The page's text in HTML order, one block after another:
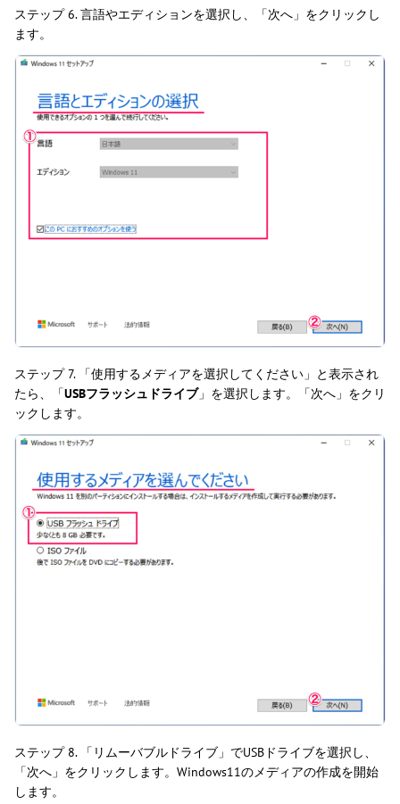
ステップ 6. 言語やエディションを選択し、「次へ」をクリックし
ます。
ステップ 7. 「使用するメディアを選択してください」と表示され
たら、「USBフラッシュドライブ」を選択します。「次へ」をクリ
ックします。
ステップ 8. 「リムーバブルドライブ」でUSBドライブを選択し、
「次へ」をクリックします。Windows11のメディアの作成を開始
します。